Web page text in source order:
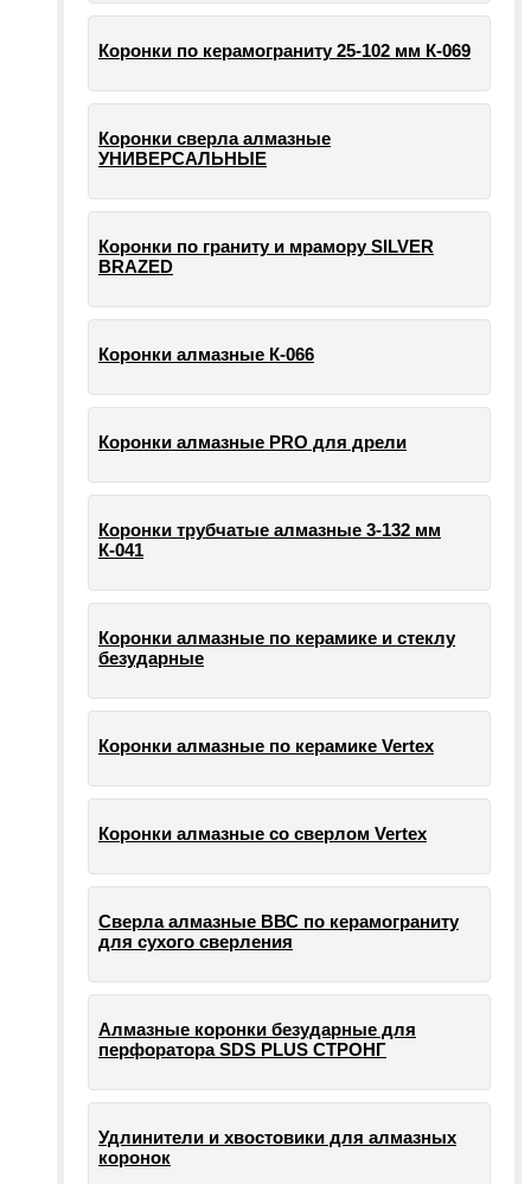
Коронки по керамограниту 25-102 мм К-069
Коронки сверла алмазные
УНИВЕРСАЛЬНЫЕ
Коронки по граниту и мрамору SILVER
BRAZED
Коронки алмазные К-066
Коронки алмазные PRO для дрели
Коронки трубчатые алмазные 3-132 мм
К-041
Коронки алмазные по керамике и стеклу
безударные
Коронки алмазные по керамике Vertex
Коронки алмазные со сверлом Vertex
Сверла алмазные ВВС по керамограниту
для сухого сверления
Алмазные коронки безударные для
перфоратора SDS PLUS СТРОНГ
Удлинители и хвостовики для алмазных
коронок